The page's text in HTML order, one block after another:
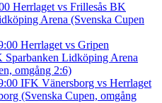
Herrlaget vs Frillesås BK
Arena (Svenska Cupen
Herrlaget vs Gripen
Sparbanken Lidköping Arena
omgång 2:6)
IFK Vänersborg vs Herrlaget
(Svenska Cupen, omgång